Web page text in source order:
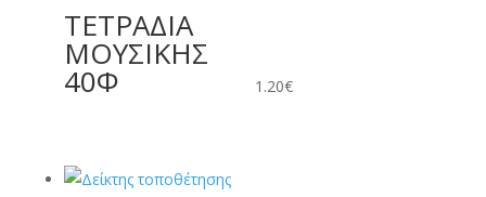
ΤΕΤΡΑΔΙΑ
ΜΟΥΣΙΚΗΣ
40Φ 1.20€